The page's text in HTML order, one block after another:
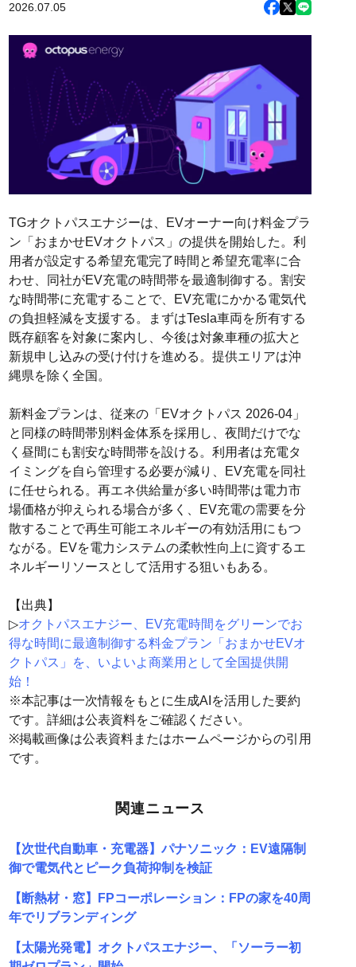
2026.07.05
TGオクトパスエナジーは、EVオーナー向け料金プラ
ン「おまかせEVオクトパス」の提供を開始した。利
用者が設定する希望充電完了時間と希望充電率に合
わせ、同社がEV充電の時間帯を最適制御する。割安
な時間帯に充電することで、EV充電にかかる電気代
の負担軽減を支援する。まずはTesla車両を所有する
既存顧客を対象に案内し、今後は対象車種の拡大と
新規申し込みの受け付けを進める。提供エリアは沖
縄県を除く全国。
新料金プランは、従来の「EVオクトパス 2026-04」
と同様の時間帯別料金体系を採用し、夜間だけでな
く昼間にも割安な時間帯を設ける。利用者は充電タ
イミングを自ら管理する必要が減り、EV充電を同社
に任せられる。再エネ供給量が多い時間帯は電力市
場価格が抑えられる場合が多く、EV充電の需要を分
散することで再生可能エネルギーの有効活用にもつ
ながる。EVを電力システムの柔軟性向上に資するエ
ネルギーリソースとして活用する狙いもある。
【出典】
▷オクトパスエナジー、EV充電時間をグリーンでお
得な時間に最適制御する料金プラン「おまかせEVオ
クトパス」を、いよいよ商業用として全国提供開
始！
※本記事は一次情報をもとに生成AIを活用した要約
です。詳細は公表資料をご確認ください。
※掲載画像は公表資料またはホームページからの引用
です。
関連ニュース
【次世代自動車・充電器】パナソニック：EV遠隔制
御で電気代とピーク負荷抑制を検証
【断熱材・窓】FPコーポレーション：FPの家を40周
年でリブランディング
【太陽光発電】オクトパスエナジー、「ソーラー初